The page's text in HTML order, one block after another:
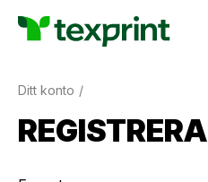
Ditt konto
REGISTRERA